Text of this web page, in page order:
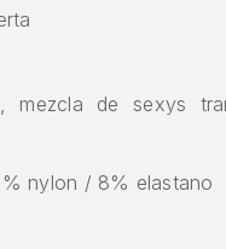
mezcla de sexys
nylon / 8% elastano